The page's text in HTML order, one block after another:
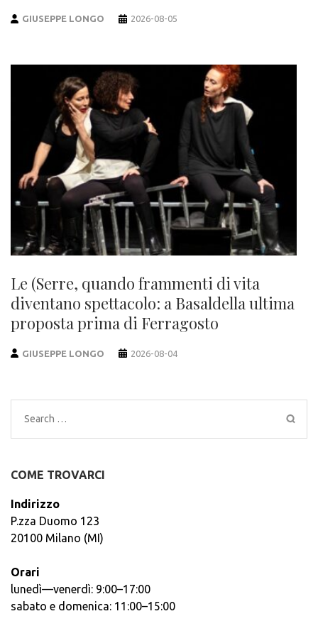
GIUSEPPE LONGO 2026-08-05
Le (Serre, quando frammenti di vita
diventano spettacolo: a Basaldella ultima
proposta prima di Ferragosto
GIUSEPPE LONGO 2026-08-04
Search
for:
COME TROVARCI
Indirizzo
P.zza Duomo 123
20100 Milano (MI)
Orari
lunedì—venerdì: 9:00–17:00
sabato e domenica: 11:00–15:00